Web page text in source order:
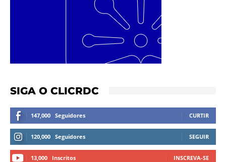
SIGA O CLICRDC
147,000 Seguidores CURTIR
120,000 Seguidores SEGUIR
13,000 Inscritos INSCREVA-SE